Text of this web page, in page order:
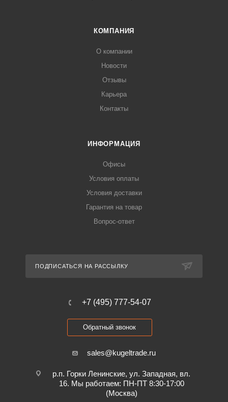
КОМПАНИЯ
О компании
Новости
Отзывы
Карьера
Контакты
ИНФОРМАЦИЯ
Офисы
Условия оплаты
Условия доставки
Гарантия на товар
Вопрос-ответ
ПОДПИСАТЬСЯ НА РАССЫЛКУ
+7 (495) 777-54-07
Обратный звонок
sales@kugeltrade.ru
р.п. Горки Ленинские, ул. Западная, вл.
16. Мы работаем: ПН-ПТ 8:30-17:00
(Москва)